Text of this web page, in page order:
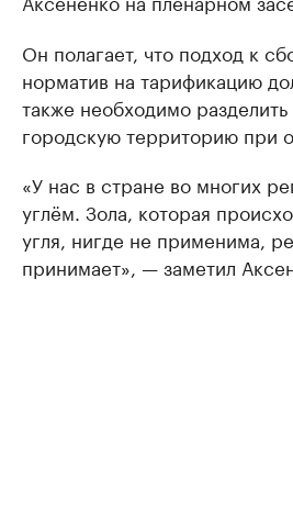
Он полагает, что подход к
норматив на тарификацию
также необходимо
городскую территорию при
«У нас в стране во многих
углём. Зола, которая
угля, нигде не применима,
принимает», — заметил